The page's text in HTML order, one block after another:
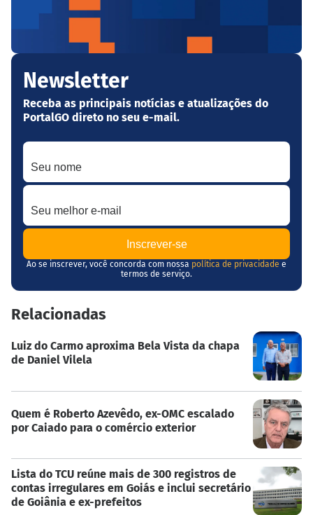
Newsletter
Receba as principais notícias e atualizações do
PortalGO direto no seu e-mail.
Seu nome
Seu melhor e-mail
Ao se inscrever, você concorda com nossa política de privacidade e
termos de serviço.
Relacionadas
Luiz do Carmo aproxima Bela Vista da chapa
de Daniel Vilela
Quem é Roberto Azevêdo, ex-OMC escalado
por Caiado para o comércio exterior
Lista do TCU reúne mais de 300 registros de
contas irregulares em Goiás e inclui secretário
de Goiânia e ex-prefeitos